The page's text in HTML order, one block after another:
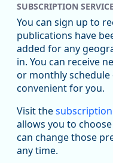
Replies: 0Reposts: 1Likes: 1
Oregon Employment
Workforce &
@oed-research.bsky.social
Oregon has recently
manufacturing since
substantial recovery
SUBSCRIPTION SERVICE
You can sign up to
publications have
added for any
in. You can receive
or monthly schedule
convenient for you.
Visit the
allows you to
can change those
any time.